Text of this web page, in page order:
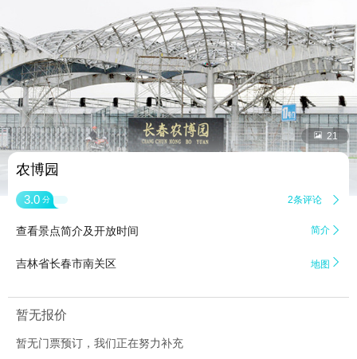
 21
农博园
3.0 分 2条评论 
查看景点简介及开放时间 简介 
吉林省长春市南关区 地图 
暂无报价
暂无门票预订，我们正在努力补充